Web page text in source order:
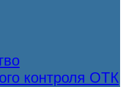
контроля ОТК